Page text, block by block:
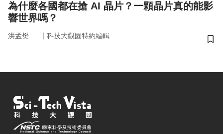
為什麼各國都在搶 AI 晶片？一顆晶片真的能影
響世界嗎？
洪孟樊 ｜ 科技大觀園特約編輯
儲